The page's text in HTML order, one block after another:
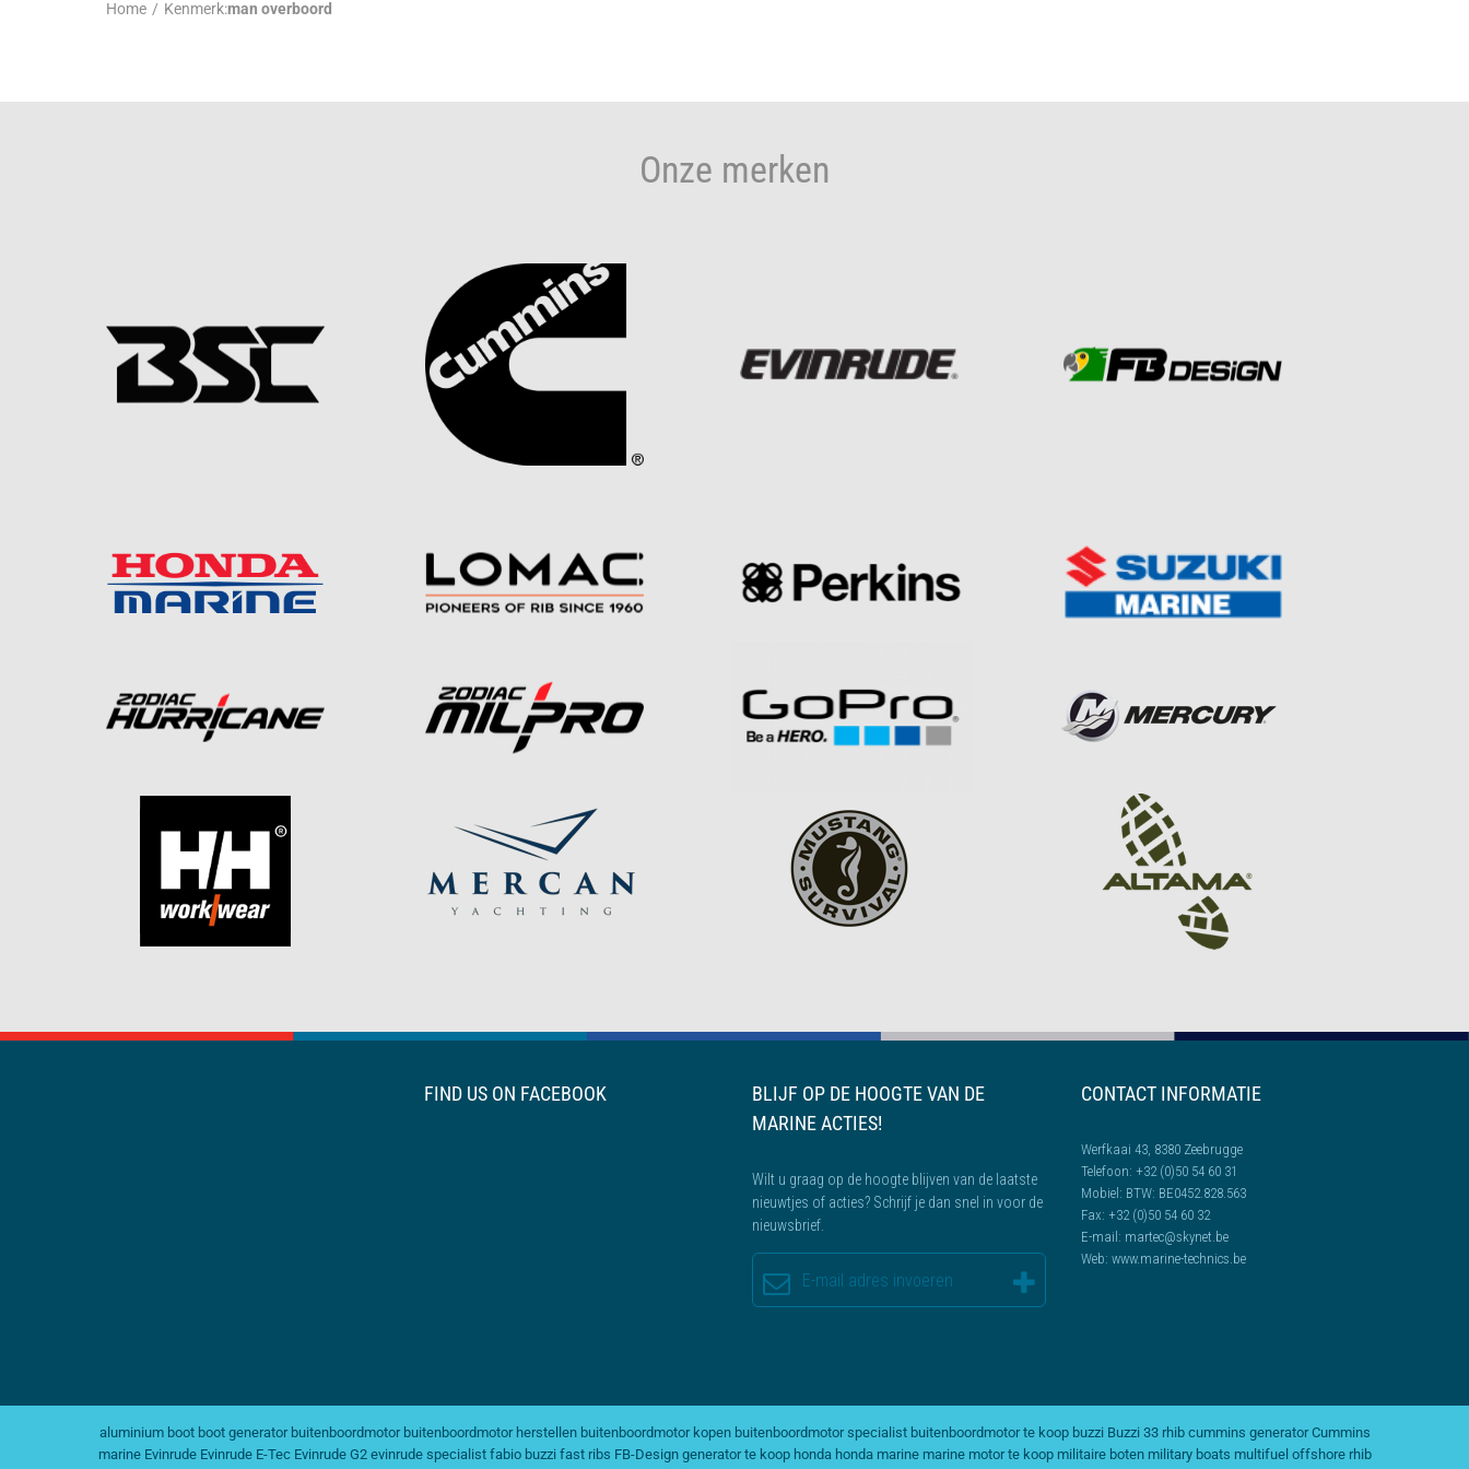
Home / Kenmerk:man overboord
Onze merken
FIND US ON FACEBOOK
BLIJF OP DE HOOGTE VAN DE
MARINE ACTIES!
Wilt u graag op de hoogte blijven van de laatste
nieuwtjes of acties? Schrijf je dan snel in voor de
nieuwsbrief.
CONTACT INFORMATIE
Werfkaai 43, 8380 Zeebrugge
Telefoon: +32 (0)50 54 60 31
Mobiel: BTW: BE0452.828.563
Fax: +32 (0)50 54 60 32
E-mail: martec@skynet.be
Web: www.marine-technics.be
aluminium boot boot generator buitenboordmotor buitenboordmotor herstellen buitenboordmotor kopen buitenboordmotor specialist buitenboordmotor te koop buzzi Buzzi 33 rhib cummins generator Cummins
marine Evinrude Evinrude E-Tec Evinrude G2 evinrude specialist fabio buzzi fast ribs FB-Design generator te koop honda honda marine marine motor te koop militaire boten military boats multifuel offshore rhib